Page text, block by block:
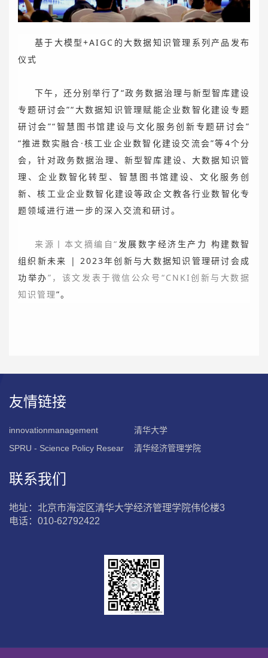
基于大模型+AIGC的大数据知识管理系列产品发布
仪式
下午，还分别举行了“政务数据治理与新型智库建设
专题研讨会”“大数据知识管理赋能企业数智化建设专题
研讨会”“智慧图书馆建设与文化服务创新专题研讨会”
“推进数实融合·核工业企业数智化建设交流会”等4个分
会，针对政务数据治理、新型智库建设、大数据知识管
理、企业数智化转型、智慧图书馆建设、文化服务创
新、核工业企业数智化建设等政企文教各行业数智化专
题领域进行进一步的深入交流和研讨。
来源丨本文摘编自“发展数字经济生产力 构建数智
组织新未来 | 2023年创新与大数据知识管理研讨会成
功举办”，该文发表于微信公众号“CNKI创新与大数据
知识管理”。
友情链接
innovationmanagement
清华大学
SPRU - Science Policy Resear
清华经济管理学院
联系我们
地址：北京市海淀区清华大学经济管理学院伟伦楼3
电话：010-62792422